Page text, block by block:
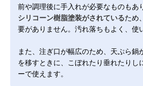
前や調理後に手入れが必要なものもあ
シリコーン樹脂塗装がされているため
要がありません。汚れ落ちもよく、使
また、注ぎ口が幅広のため、天ぷら鍋
を移すときに、こぼれたり垂れたりし
ーで使えます。